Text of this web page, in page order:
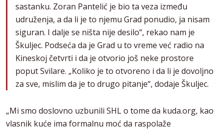
sastanku. Zoran Pantelić je bio ta veza između
udruženja, a da li je to njemu Grad ponudio, ja nisam
siguran. I dalje se ništa nije desilo“, rekao nam je
Škuljec. Podseća da je Grad u to vreme već radio na
Kineskoj četvrti i da je otvorio još neke prostore
poput Svilare. „Koliko je to otvoreno i da li je dovoljno
za sve, mislim da je to drugo pitanje“, dodaje Škuljec.
„Mi smo doslovno uzbunili SHL o tome da kuda.org, kao
vlasnik kuće ima formalnu moć da raspolaže